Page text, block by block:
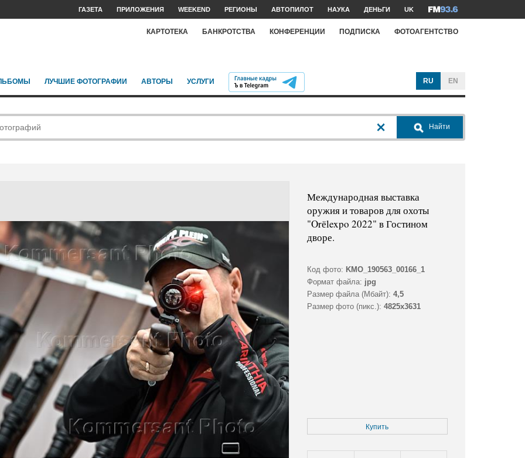
ГАЗЕТА ПРИЛОЖЕНИЯ WEEKEND РЕГИОНЫ АВТОПИЛОТ НАУКА ДЕНЬГИ UK
КАРТОТЕКА БАНКРОТСТВА КОНФЕРЕНЦИИ ПОДПИСКА ФОТОАГЕНТСТВО
ЛУЧШИЕ ФОТОГРАФИИ АВТОРЫ УСЛУГИ RU EN
Найти
Международная выставка
оружия и товаров для охоты
"Orёlexpo 2022" в Гостином
дворе.
Код фото: KMO_190563_00166_1
Формат файла: jpg
Размер файла (Мбайт): 4,5
Размер фото (пикс.): 4825x3631
Купить